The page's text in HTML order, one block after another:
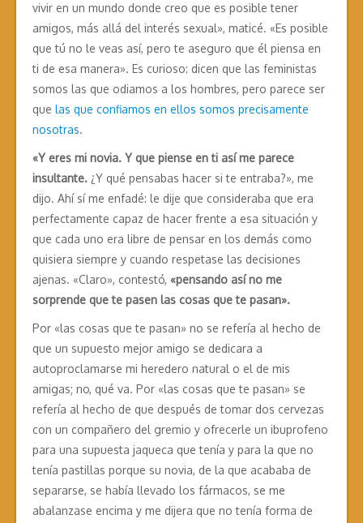
vivir en un mundo donde creo que es posible tener
amigos, más allá del interés sexual», maticé. «Es posible
que tú no le veas así, pero te aseguro que él piensa en
ti de esa manera». Es curioso: dicen que las feministas
somos las que odiamos a los hombres, pero parece ser
que las que confiamos en ellos somos precisamente
nosotras.
«Y eres mi novia. Y que piense en ti así me parece
insultante. ¿Y qué pensabas hacer si te entraba?», me
dijo. Ahí sí me enfadé: le dije que consideraba que era
perfectamente capaz de hacer frente a esa situación y
que cada uno era libre de pensar en los demás como
quisiera siempre y cuando respetase las decisiones
ajenas. «Claro», contestó, «pensando así no me
sorprende que te pasen las cosas que te pasan».
Por «las cosas que te pasan» no se refería al hecho de
que un supuesto mejor amigo se dedicara a
autoproclamarse mi heredero natural o el de mis
amigas; no, qué va. Por «las cosas que te pasan» se
refería al hecho de que después de tomar dos cervezas
con un compañero del gremio y ofrecerle un ibuprofeno
para una supuesta jaqueca que tenía y para la que no
tenía pastillas porque su novia, de la que acababa de
separarse, se había llevado los fármacos, se me
abalanzase encima y me dijera que no tenía forma de